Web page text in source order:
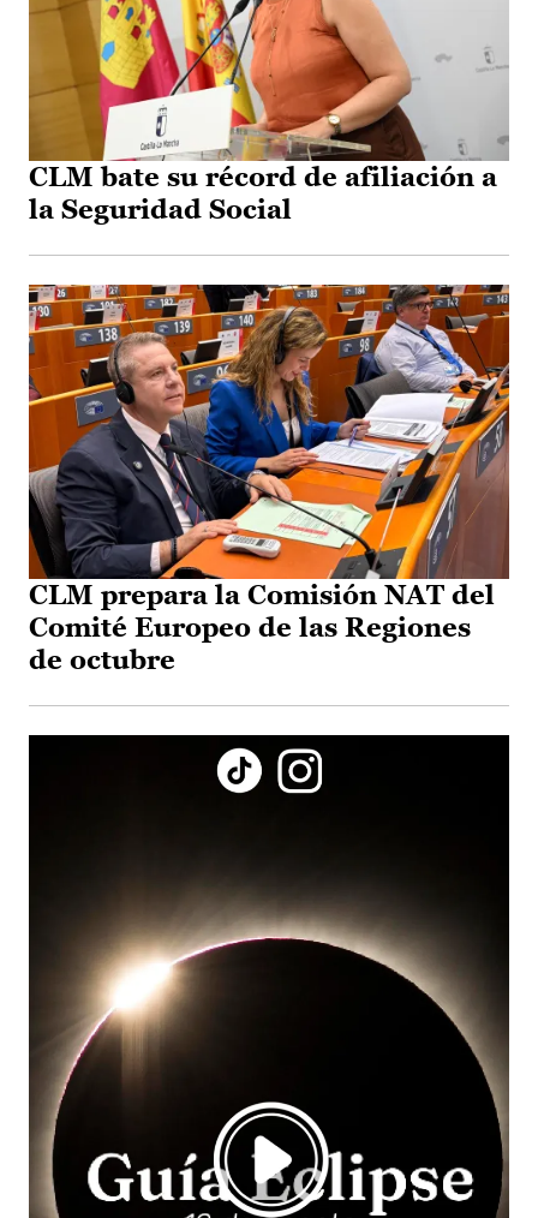
CLM bate su récord de afiliación a
la Seguridad Social
CLM prepara la Comisión NAT del
Comité Europeo de las Regiones
de octubre